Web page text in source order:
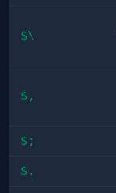
$\
$,
$;
$.